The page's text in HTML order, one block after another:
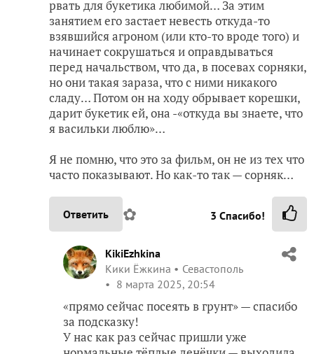
рвать для букетика любимой… За этим
занятием его застает невесть откуда-то
взявшийся агроном (или кто-то вроде того) и
начинает сокрушаться и оправдываться
перед начальством, что да, в посевах сорняки,
но они такая зараза, что с ними никакого
сладу… Потом он на ходу обрывает корешки,
дарит букетик ей, она -«откуда вы знаете, что
я васильки люблю»…
Я не помню, что это за фильм, он не из тех что
часто показывают. Но как-то так — сорняк…
Ответить ✿ 3 Спасибо!
KikiEzhkina
Кики Ёжкина
Севастополь
8 марта 2025, 20:54
«прямо сейчас посеять в грунт» — спасибо
за подсказку!
У нас как раз сейчас пришли уже